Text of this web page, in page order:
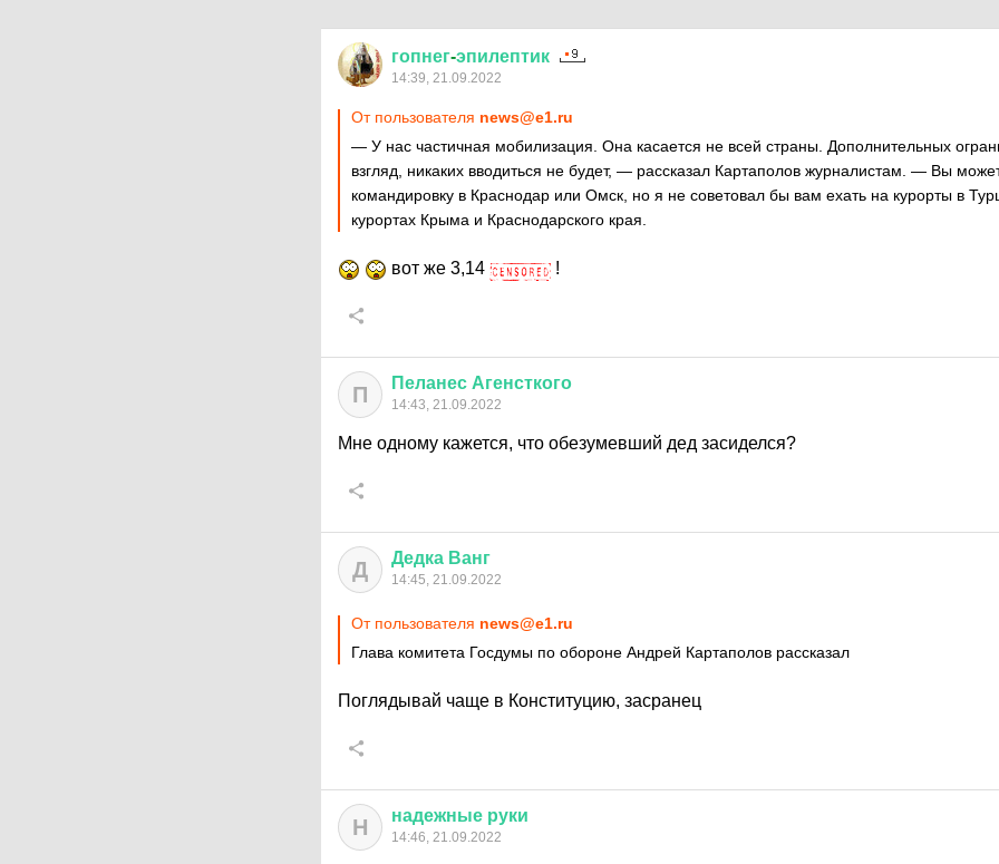
гопнег-эпилептик
14:39, 21.09.2022
От пользователя news@e1.ru
— У нас частичная мобилизация. Она касается не всей страны. Дополнительных
взгляд, никаких вводиться не будет, — рассказал Картаполов журналистам. — Вы
командировку в Краснодар или Омск, но я не советовал бы вам ехать на курорты в
курортах Крыма и Краснодарского края.
вот же 3,14 !
П Пеланес Агенсткого
14:43, 21.09.2022
Мне одному кажется, что обезумевший дед засиделся?
Д Дедка Ванг
14:45, 21.09.2022
От пользователя news@e1.ru
Глава комитета Госдумы по обороне Андрей Картаполов рассказал
Поглядывай чаще в Конституцию, засранец
Н надежные руки
14:46, 21.09.2022